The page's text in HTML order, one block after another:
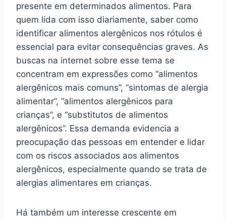
presente em determinados alimentos. Para
quem lida com isso diariamente, saber como
identificar alimentos alergênicos nos rótulos é
essencial para evitar consequências graves. As
buscas na internet sobre esse tema se
concentram em expressões como “alimentos
alergênicos mais comuns”, “sintomas de alergia
alimentar”, “alimentos alergênicos para
crianças”, e “substitutos de alimentos
alergênicos”. Essa demanda evidencia a
preocupação das pessoas em entender e lidar
com os riscos associados aos alimentos
alergênicos, especialmente quando se trata de
alergias alimentares em crianças.
Há também um interesse crescente em